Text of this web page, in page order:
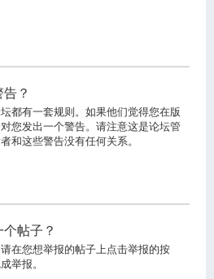
？
都有一套规则。如果他们觉得您在版
您发出一个警告。请注意这是论坛管
和这些警告没有任何关系。
帖子？
在您想举报的帖子上点击举报的按
举报。